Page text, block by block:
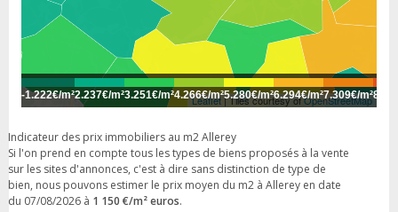
Leaflet| Tiles courtesy ofOpenStreetMap
-1.222€/m²2.237€/m²3.251€/m²4.266€/m²5.280€/m²6.294€/m²7.309€/m²
Indicateur des prix immobiliers au m2 Allerey
Si l'on prend en compte tous les types de biens proposés à la vente
sur les sites d'annonces, c'est à dire sans distinction de type de
bien, nous pouvons estimer le prix moyen du m2 à Allerey en date
du 07/08/2026 à 1 150 €/m² euros.